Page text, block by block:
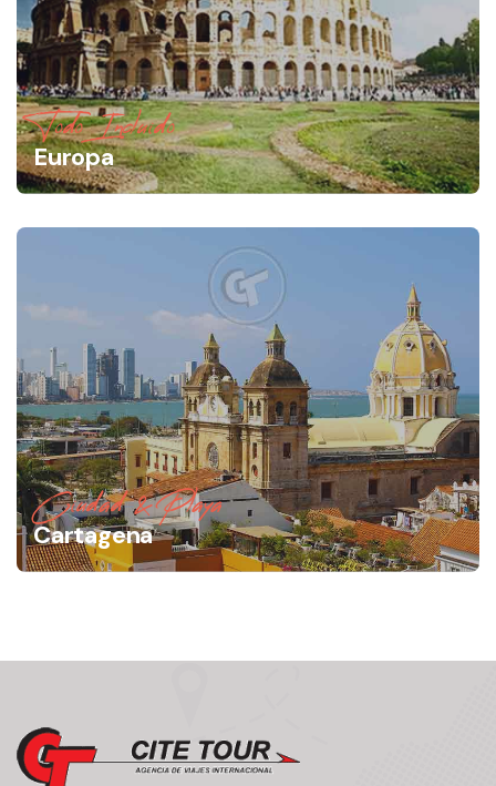
Todo Incluido
Europa
Ciudad & Playa
Cartagena